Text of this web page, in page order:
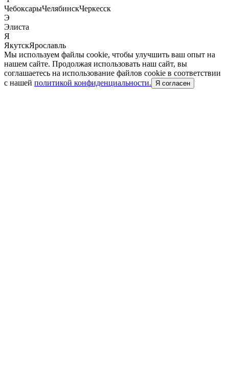
ЧебоксарыЧелябинскЧеркесск
Э
Элиста
Я
ЯкутскЯрославль
Мы используем файлы cookie, чтобы улучшить ваш опыт на
нашем сайте. Продолжая использовать наш сайт, вы
соглашаетесь на использование файлов cookie в соответствии
с нашей политикой конфиденциальности. Я согласен